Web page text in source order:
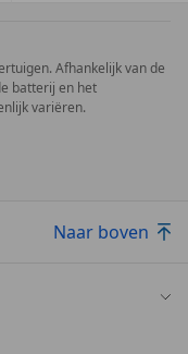
Afhankelijk van de
batterij en het
variëren.
Naar boven